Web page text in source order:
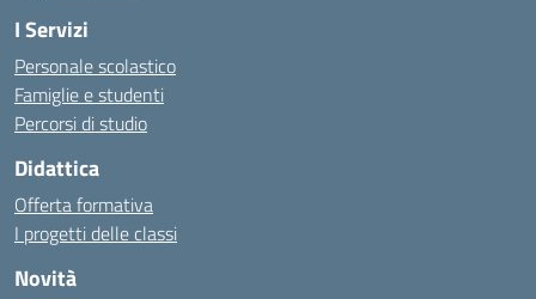
I Servizi
Personale scolastico
Famiglie e studenti
Percorsi di studio
Didattica
Offerta formativa
I progetti delle classi
Novità